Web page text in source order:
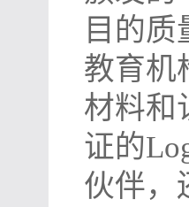
目的
教育机
材料和
证的
伙伴，